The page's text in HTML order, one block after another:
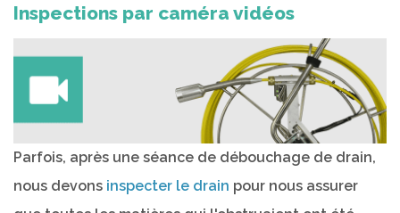
Inspections par caméra vidéos
Parfois, après une séance de débouchage de drain,
nous devons inspecter le drain pour nous assurer